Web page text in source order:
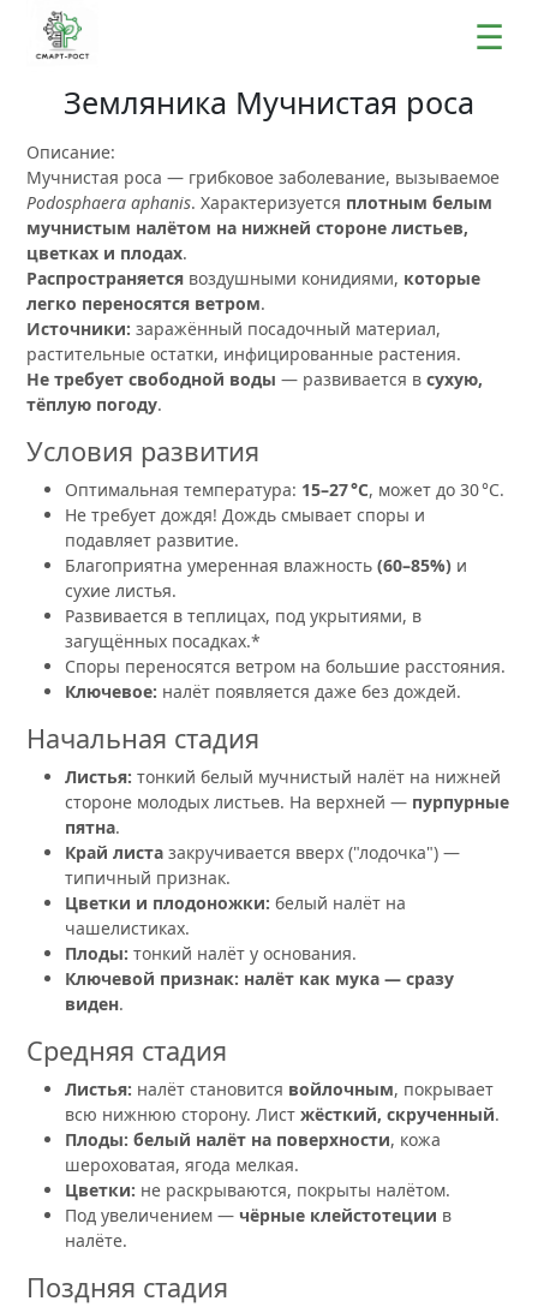
☰
Земляника Мучнистая роса
Описание:
Мучнистая роса — грибковое заболевание, вызываемое
Podosphaera aphanis. Характеризуется плотным белым
мучнистым налётом на нижней стороне листьев,
цветках и плодах.
Распространяется воздушными конидиями, которые
легко переносятся ветром.
Источники: заражённый посадочный материал,
растительные остатки, инфицированные растения.
Не требует свободной воды — развивается всухую,
тёплую погоду.
Условия развития
Оптимальная температура: 15–27 °C, может до 30 °C.
Не требует дождя! Дождь смывает споры и
подавляет развитие.
Благоприятна умеренная влажность(60–85%) и
сухие листья.
Развивается в теплицах, под укрытиями, в
загущённых посадках.*
Споры переносятся ветром на большие расстояния.
Ключевое: налёт появляется даже без дождей.
Начальная стадия
Листья: тонкий белый мучнистый налёт на нижней
стороне молодых листьев. На верхней — пурпурные
пятна.
Край листа закручивается вверх ("лодочка") —
типичный признак.
Цветки и плодоножки: белый налёт на
чашелистиках.
Плоды: тонкий налёт у основания.
Ключевой признак: налёт как мука — сразу
виден.
Средняя стадия
Листья: налёт становится войлочным, покрывает
всю нижнюю сторону. Листжёсткий, скрученный.
Плоды: белый налёт на поверхности, кожа
шероховатая, ягода мелкая.
Цветки: не раскрываются, покрыты налётом.
Под увеличением —чёрные клейстотеции в
налёте.
Поздняя стадия